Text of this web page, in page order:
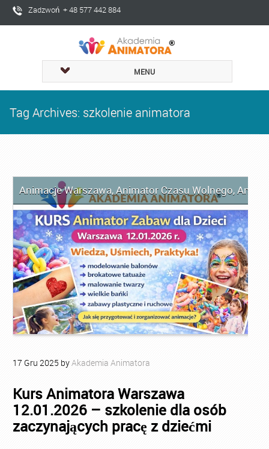
Zadzwoń + 48 577 442 884
MENU
Tag Archives: szkolenie animatora
Animacje Warszawa,Animator Czasu Wolnego,
17 Gru 2025 byAkademia Animatora
Kurs Animatora Warszawa
12.01.2026 – szkolenie dla osób
zaczynających pracę z dziećmi